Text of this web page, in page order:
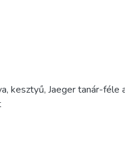
kesztyű, Jaeger tanár-féle